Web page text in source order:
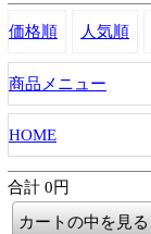
価格順 人気順
商品メニュー
HOME
合計 0円